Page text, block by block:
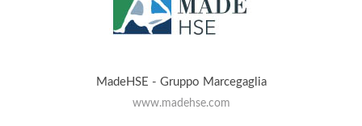
MadeHSE - Gruppo Marcegaglia
www.madehse.com